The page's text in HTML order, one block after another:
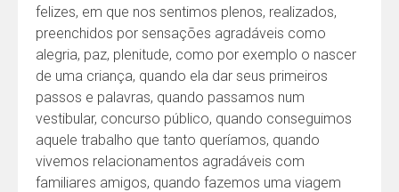
felizes, em que nos sentimos plenos, realizados,
preenchidos por sensações agradáveis como
alegria, paz, plenitude, como por exemplo o nascer
de uma criança, quando ela dar seus primeiros
passos e palavras, quando passamos num
vestibular, concurso público, quando conseguimos
aquele trabalho que tanto queríamos, quando
vivemos relacionamentos agradáveis com
familiares amigos, quando fazemos uma viagem